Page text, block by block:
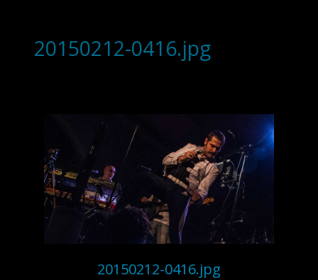
20150212-0416.jpg
20150212-0416.jpg